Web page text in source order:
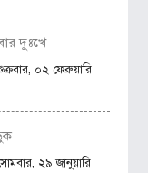
দুঃখে
০২ ফেব্রুয়ারি
২৯ জানুয়ারি